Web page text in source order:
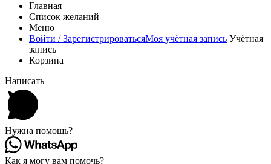
Главная
Список желаний
Меню
Войти / ЗарегистрироватьсяМоя учётная запись Учётная
запись
Корзина
Написать
Нужна помощь?
Как я могу вам помочь?